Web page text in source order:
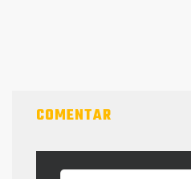
COMENTAR